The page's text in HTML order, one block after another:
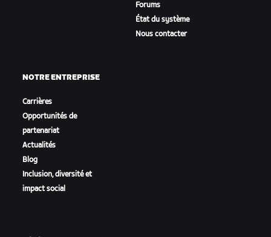
Forums
État du système
Nous contacter
NOTRE ENTREPRISE
Carrières
Opportunités de
partenariat
Actualités
Blog
Inclusion, diversité et
impact social